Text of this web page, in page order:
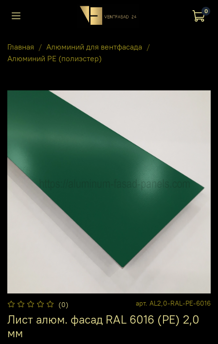
0
Главная
Алюминий для вентфасада
Алюминий PE (полиэстер)
(0) арт. AL2,0-RAL-PE-6016
Лист алюм. фасад RAL 6016 (PE) 2,0
мм